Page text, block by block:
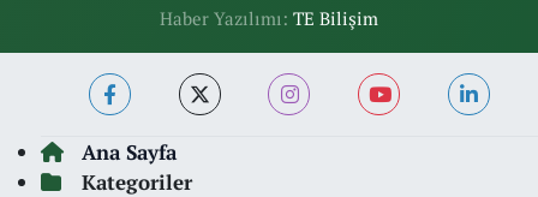
Haber Yazılımı: TE Bilişim
Ana Sayfa
Kategoriler